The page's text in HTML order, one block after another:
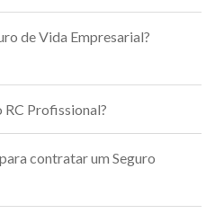
de Vida Empresarial?
Profissional?
contratar um Seguro